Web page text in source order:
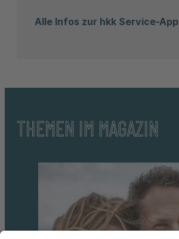
Alle Infos zur hkk Service-App
THEMEN IM MAGAZIN